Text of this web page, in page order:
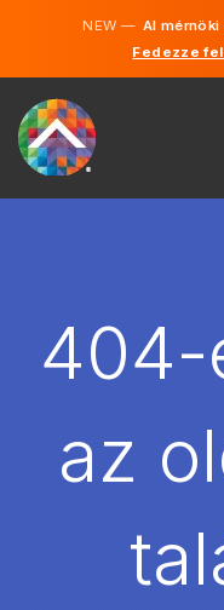
NEW —AI mérnöki
Fedezze
BÉREL
404-
az